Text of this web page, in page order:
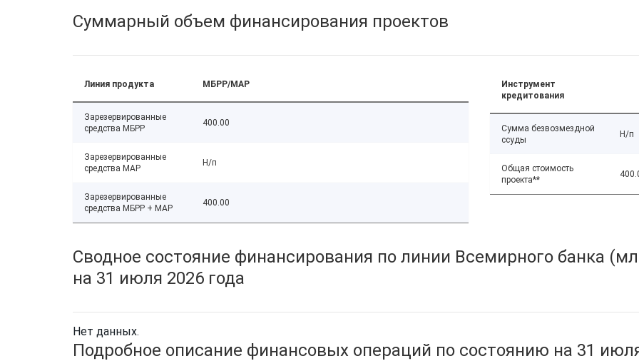
Суммарный объем финансирования проектов
Линия продукта МБРР/МАР
Зарезервированные
средства МБРР
400.00
Зарезервированные
средства МАР
Н/п
Зарезервированные
средства МБРР + МАР
400.00
Инструмент
кредитования
Сумма безвозмездной
ссуды
Н/п
Общая стоимость
проекта**
Сводное состояние финансирования по линии Всемирного банка
на 31 июля 2026 года
Нет данных.
Подробное описание финансовых операций по состоянию на 31